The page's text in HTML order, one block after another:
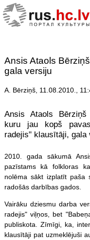
Ansis Ataols
gala versiju
A. Bērziņš, 11.08.2010.,
Ansis Ataols Bērziņš
kuru jau kopš
radejis" klausītāji, gala
2010. gada sākumā
pazīstams kā folkloras
nolēma sākt izplatīt paša
radošās darbības gados.
Vairāku dziesmu darba
radejis" viļņos, bet
publiskota. Zīmīgi, ka,
klausītāji pat uzmeklējuši